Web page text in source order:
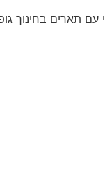
עם תארים